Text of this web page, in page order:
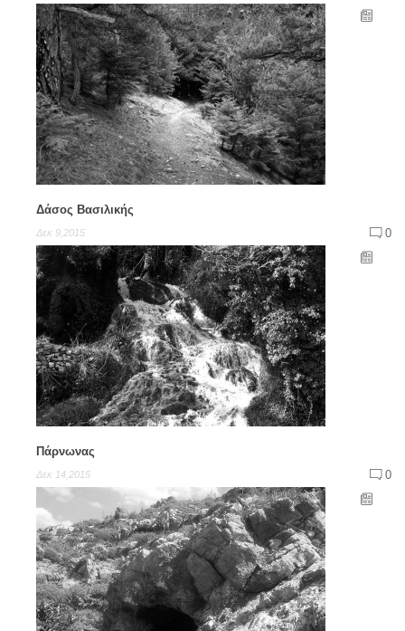
Δάσος Βασιλικής
Δεκ 9,2015 0
Πάρνωνας
Δεκ 14,2015 0